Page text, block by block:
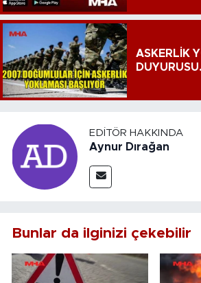
ASKERLİK
EDITÖR HAKKINDA
Aynur Dırağan
Bunlar da ilginizi çekebilir